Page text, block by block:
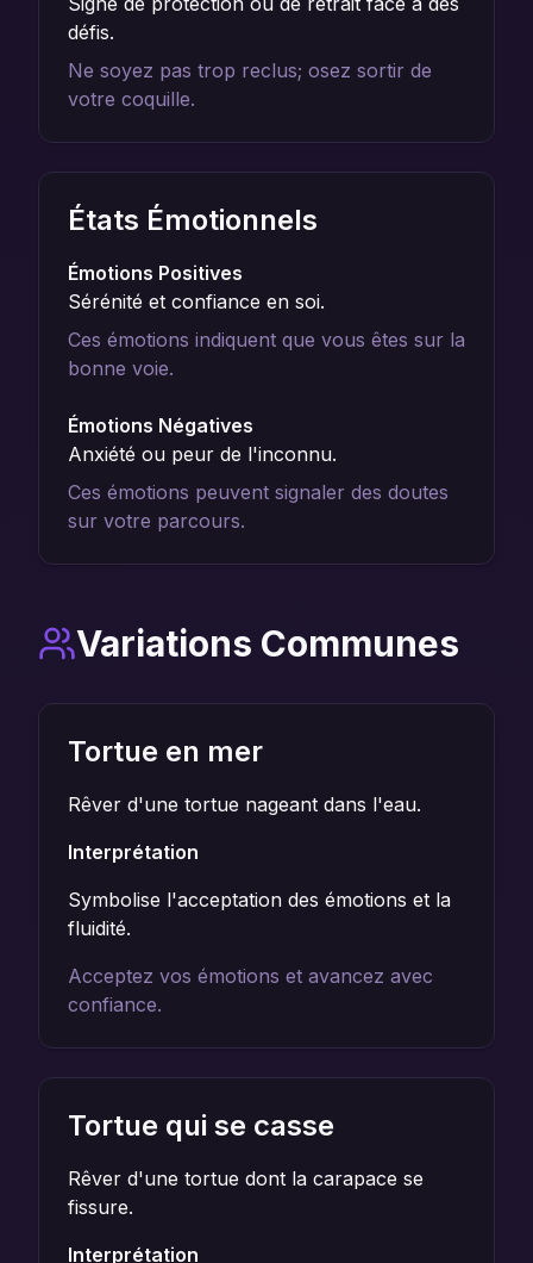
défis.
Ne soyez pas trop reclus; osez sortir de
votre coquille.
États Émotionnels
Émotions Positives
Sérénité et confiance en soi.
Ces émotions indiquent que vous êtes sur la
bonne voie.
Émotions Négatives
Anxiété ou peur de l'inconnu.
Ces émotions peuvent signaler des doutes
sur votre parcours.
Variations Communes
Tortue en mer
Rêver d'une tortue nageant dans l'eau.
Interprétation
Symbolise l'acceptation des émotions et la
fluidité.
Acceptez vos émotions et avancez avec
confiance.
Tortue qui se casse
Rêver d'une tortue dont la carapace se
fissure.
Interprétation